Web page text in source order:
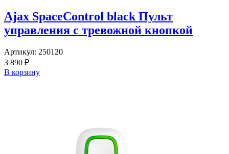
Ajax SpaceControl black Пульт
управления с тревожной кнопкой
Артикул: 250120
3 890 ₽
В корзину